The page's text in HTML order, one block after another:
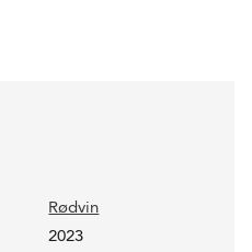
Rødvin
2023